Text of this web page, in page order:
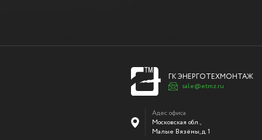
ГК ЭНЕРГОТЕХМОНТАЖ
sale@etmz.ru
Адес офиса
Московская обл.,
Малые Вязёмы,д. 1